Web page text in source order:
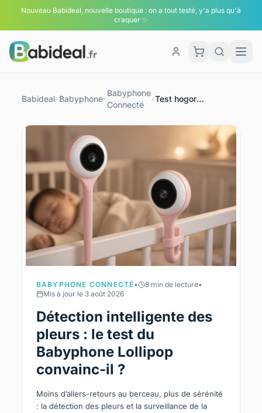
Nouveau Babideal, nouvelle boutique : on a tout testé, y'a plus qu'à
craquer ✨
Babideal Babyphone
Babyphone
Connecté
Test hogor
BABYPHONE CONNECTÉ• 8 min de lecture•
Mis à jour le 3 août 2026
Détection intelligente des
pleurs : le test du
Babyphone Lollipop
convainc-il ?
Moins d’allers-retours au berceau, plus de sérénité
: la détection des pleurs et la surveillance de la